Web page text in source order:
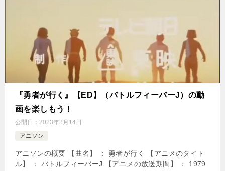
『勇者が行く』【ED】（バトルフィーバーJ）の動
画を楽しもう！
公開日： 2023年8月14日
アニソン
アニソンの概要 【曲名】 ： 勇者が行く 【アニメのタイト
ル】 ： バトルフィーバーJ 【アニメの放送期間】 ： 1979